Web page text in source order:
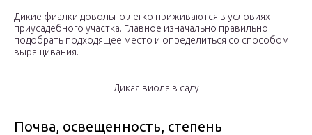
Дикие фиалки довольно легко приживаются в условиях
приусадебного участка. Главное изначально правильно
подобрать подходящее место и определиться со способом
выращивания.
Дикая виола в саду
Почва, освещенность, степень